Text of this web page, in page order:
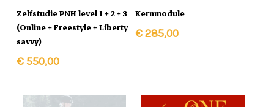
In Winkelmand
Zelfstudie PNH level 1 + 2 + 3
(Online + Freestyle + Liberty
savvy)
€550,00
In Winkelmand
Kernmodule
€285,00